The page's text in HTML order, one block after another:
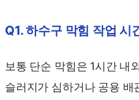
Q1. 하수구 막힘 작업 시
보통 단순 막힘은 1시간 내
슬러지가 심하거나 공용